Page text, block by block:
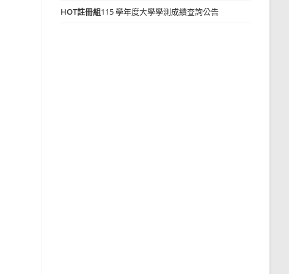
HOT註冊組115 學年度大學學測成績查詢公告